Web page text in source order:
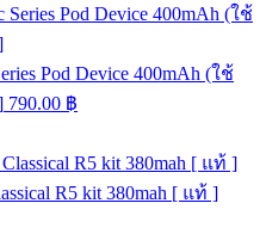
Pod Device 400mAh (ใช้
790.00 ฿
R5 kit 380mah [ แท้ ]